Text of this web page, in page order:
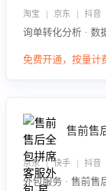
淘宝 | 京东 | 抖音
询单转化分析 · 数
免费开通，按量计
售前售
京东 | 快手 | 抖音
外包服务 · 售前售